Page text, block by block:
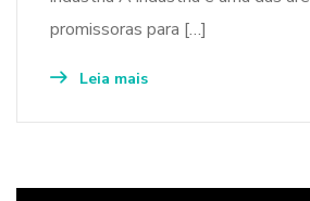
promissoras para […]
Leia mais